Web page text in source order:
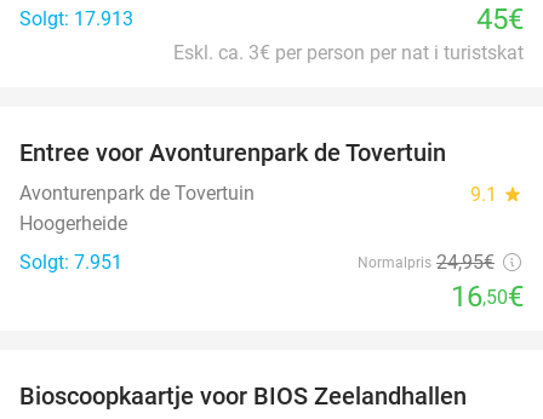
Solgt: 17.913
45€
Eskl. ca. 3€ per person per nat i turistskat
Entree voor Avonturenpark de Tovertuin
Avonturenpark de Tovertuin 9.1 star
Hoogerheide
Solgt: 7.951
Normalpris 24,95€
16,50€
Bioscoopkaartje voor BIOS Zeelandhallen